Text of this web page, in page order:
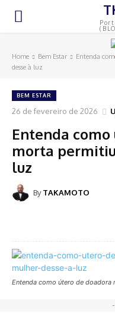
Home Bem Estar
Entenda
desse à luz
BEM ESTAR
26 de fevereiro de 2026
Entenda
morta
luz
By TAKAMOTO
Entenda como útero de doadora